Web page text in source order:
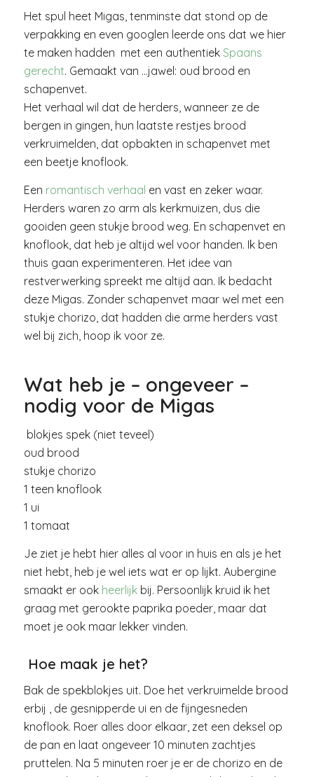
Het spul heet Migas, tenminste dat stond op de
verpakking en even googlen leerde ons dat we hier
te maken hadden met een authentiek Spaans
gerecht. Gemaakt van …jawel: oud brood en
schapenvet.
Het verhaal wil dat de herders, wanneer ze de
bergen in gingen, hun laatste restjes brood
verkruimelden, dat opbakten in schapenvet met
een beetje knoflook.
Een romantisch verhaal en vast en zeker waar.
Herders waren zo arm als kerkmuizen, dus die
gooiden geen stukje brood weg. En schapenvet en
knoflook, dat heb je altijd wel voor handen. Ik ben
thuis gaan experimenteren. Het idee van
restverwerking spreekt me altijd aan. Ik bedacht
deze Migas. Zonder schapenvet maar wel met een
stukje chorizo, dat hadden die arme herders vast
wel bij zich, hoop ik voor ze.
Wat heb je – ongeveer –
nodig voor de Migas
blokjes spek (niet teveel)
oud brood
stukje chorizo
1 teen knoflook
1 ui
1 tomaat
Je ziet je hebt hier alles al voor in huis en als je het
niet hebt, heb je wel iets wat er op lijkt. Aubergine
smaakt er ookheerlijkbij. Persoonlijk kruid ik het
graag met gerookte paprika poeder, maar dat
moet je ook maar lekker vinden.
Hoe maak je het?
Bak de spekblokjes uit. Doe het verkruimelde brood
erbij , de gesnipperde ui en de fijngesneden
knoflook. Roer alles door elkaar, zet een deksel op
de pan en laat ongeveer 10 minuten zachtjes
pruttelen. Na 5 minuten roer je er de chorizo en de